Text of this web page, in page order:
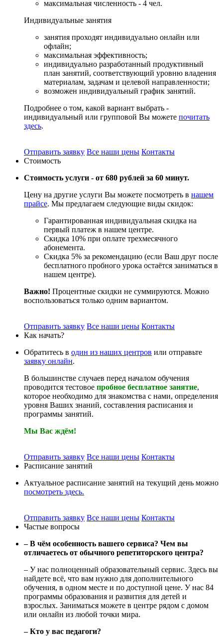
максимальная численность - 4 чел.
Индивидуальные занятия
занятия проходят индивидуально онлайн или
офлайн;
максимальная эффективность;
индивидуально разработанный продуктивный
план занятий, соответствующий уровню владения
материалам, задачам и целевой направленности;
возможен индивидуальный график занятий.
Подробнее о том, какой вариант выбрать -
индивидуальный или групповой Вы можете почитать
здесь.
Отправить заявку Все наши цены Контакты
Стоимость
Стоимость услуги - от 680 рублей за 60 минут.
Цену на другие услуги Вы можете посмотреть в нашем
прайсе. Мы предлагаем следующие виды скидок:
Гарантированная индивидуальная скидка на
первый платеж в нашем центре.
Скидка 10% при оплате трехмесячного
абонемента.
Скидка 5% за рекомендацию (если Ваш друг после
бесплатного пробного урока остаётся заниматься в
нашем центре).
Важно! Процентные скидки не суммируются. Можно
воспользоваться только одним вариантом.
Отправить заявку Все наши цены Контакты
Как начать?
Обратитесь в один из наших центров или отправьте
заявку онлайн.
В большинстве случаев перед началом обучения
проводится тестовое пробное бесплатное занятие,
которое необходимо для знакомства с нами, определения
уровня Ваших знаний, составления расписания и
программы занятий.
Мы Вас ждём!
Отправить заявку Все наши цены Контакты
Расписание занятий
Актуальное расписание занятий на текущий день можно
посмотреть здесь.
Отправить заявку Все наши цены Контакты
Частые вопросы
– В чём особенность вашего сервиса? Чем вы
отличаетесь от обычного репетиторского центра?
– У нас полноценный образовательный сервис. Здесь вы
найдете всё, что вам нужно для дополнительного
обучения, в одном месте и по доступной цене. У нас 84
программы образования и развития для детей и
взрослых. Заниматься можете в центре рядом с домом
или онлайн из любой точки мира.
– Кто у вас педагоги?